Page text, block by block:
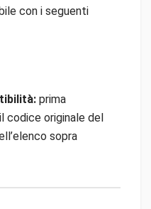
con i seguenti
prima
codice originale del
sopra